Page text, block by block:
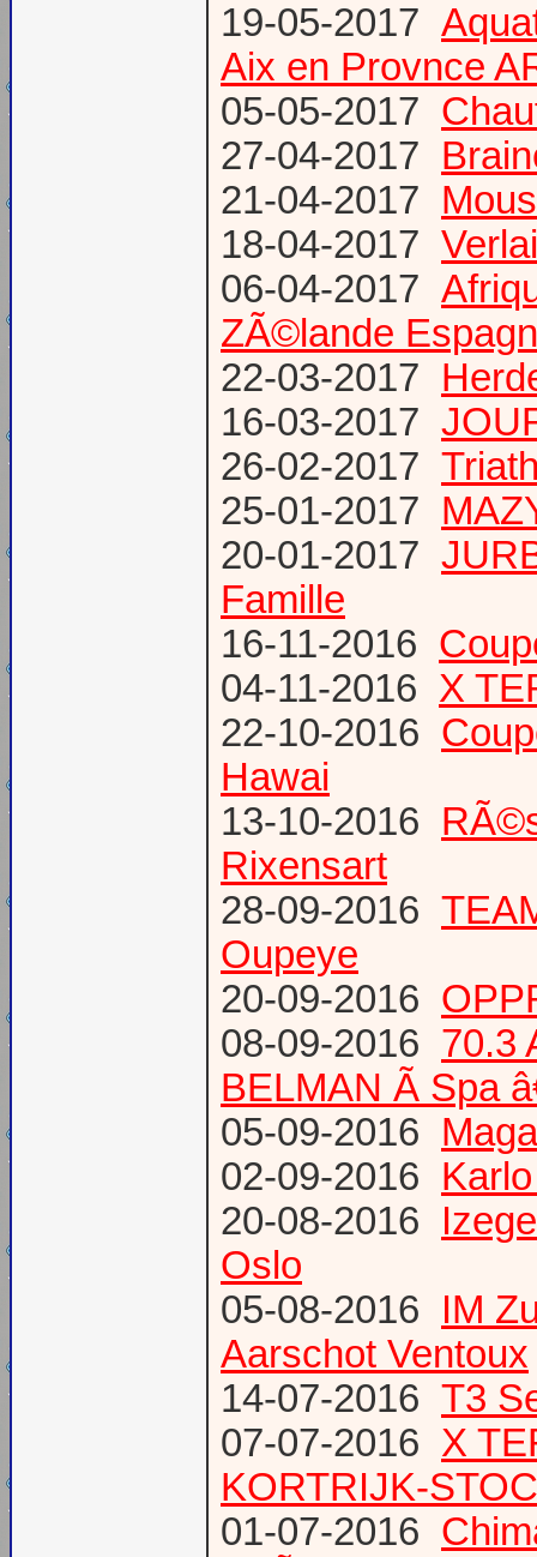
19-05-2017
Aix en Provnce
05-05-2017
27-04-2017
21-04-2017
18-04-2017
06-04-2017
ZÃ©lande
22-03-2017
16-03-2017
26-02-2017
25-01-2017
20-01-2017
Famille
16-11-2016
04-11-2016 X
22-10-2016
Hawai
13-10-2016
Rixensart
28-09-2016
Oupeye
20-09-2016
08-09-2016 70.3
BELMAN Ã Spa
05-09-2016
02-09-2016
20-08-2016
Oslo
05-08-2016 IM
Aarschot Ventoux
14-07-2016 T3
07-07-2016 X
KORTRIJK-
01-07-2016